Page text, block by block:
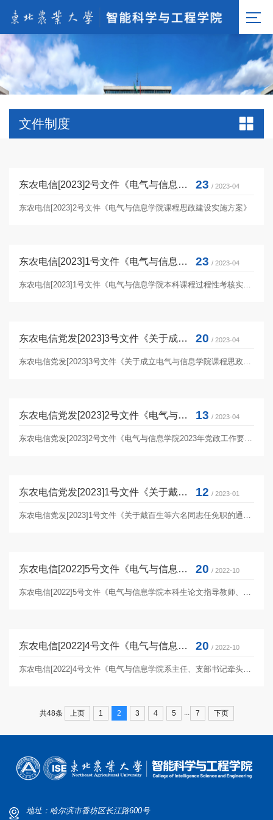
文件制度
东农电信[2023]2号文件《电气与信息学院课程思政建设实施方案》 23 / 2023-04
东农电信[2023]2号文件《电气与信息学院课程思政建设实施方案》
东农电信[2023]1号文件《电气与信息学院本科课程过程性考核实施方案》 23 / 2023-04
东农电信党发[2023]3号文件《关于成立电气与信息学院课程思政建工作小组的通知》 20 / 2023-04
东农电信党发[2023]2号文件《电气与信息学院2023年党政工作要点》 13 / 2023-04
东农电信党发[2023]1号文件《关于戴百生等六名同志任免职的通知》 12 / 2023-01
东农电信[2022]5号文件《电气与信息学院本科生论文指导教师、研究生导师关心关注毕... 20 / 2022-10
东农电信[2022]4号文件《电气与信息学院系主任、支部书记牵头联系毕业班工作制度》 20 / 2022-10
共48条 上页 1 2 3 4 5 7 下页
地址：哈尔滨市香坊区长江路600号